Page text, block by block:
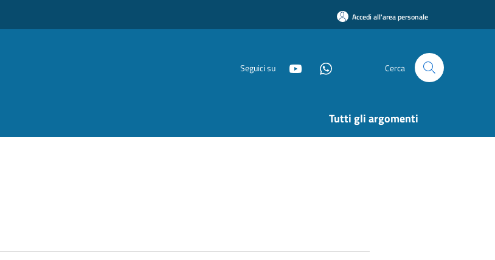
Accedi all'area personale
Seguici su Cerca
Tutti gli argomenti